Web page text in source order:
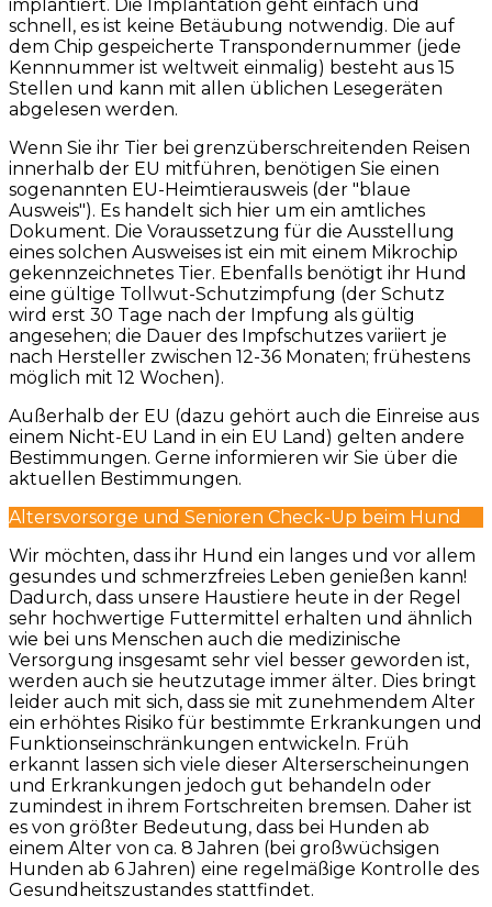
implantiert. Die Implantation geht einfach und
schnell, es ist keine Betäubung notwendig. Die auf
dem Chip gespeicherte Transpondernummer (jede
Kennnummer ist weltweit einmalig) besteht aus 15
Stellen und kann mit allen üblichen Lesegeräten
abgelesen werden.
Wenn Sie ihr Tier bei grenzüberschreitenden Reisen
innerhalb der EU mitführen, benötigen Sie einen
sogenannten EU-Heimtierausweis (der "blaue
Ausweis"). Es handelt sich hier um ein amtliches
Dokument. Die Voraussetzung für die Ausstellung
eines solchen Ausweises ist ein mit einem Mikrochip
gekennzeichnetes Tier. Ebenfalls benötigt ihr Hund
eine gültige Tollwut-Schutzimpfung (der Schutz
wird erst 30 Tage nach der Impfung als gültig
angesehen; die Dauer des Impfschutzes variiert je
nach Hersteller zwischen 12-36 Monaten; frühestens
möglich mit 12 Wochen).
Außerhalb der EU (dazu gehört auch die Einreise aus
einem Nicht-EU Land in ein EU Land) gelten andere
Bestimmungen. Gerne informieren wir Sie über die
aktuellen Bestimmungen.
Altersvorsorge und Senioren Check-Up beim Hund
Wir möchten, dass ihr Hund ein langes und vor allem
gesundes und schmerzfreies Leben genießen kann!
Dadurch, dass unsere Haustiere heute in der Regel
sehr hochwertige Futtermittel erhalten und ähnlich
wie bei uns Menschen auch die medizinische
Versorgung insgesamt sehr viel besser geworden ist,
werden auch sie heutzutage immer älter. Dies bringt
leider auch mit sich, dass sie mit zunehmendem Alter
ein erhöhtes Risiko für bestimmte Erkrankungen und
Funktionseinschränkungen entwickeln. Früh
erkannt lassen sich viele dieser Alterserscheinungen
und Erkrankungen jedoch gut behandeln oder
zumindest in ihrem Fortschreiten bremsen. Daher ist
es von größter Bedeutung, dass bei Hunden ab
einem Alter von ca. 8 Jahren (bei großwüchsigen
Hunden ab 6 Jahren) eine regelmäßige Kontrolle des
Gesundheitszustandes stattfindet.